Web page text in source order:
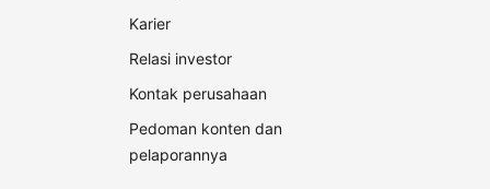
Karier
Relasi investor
Kontak perusahaan
Pedoman konten dan
pelaporannya